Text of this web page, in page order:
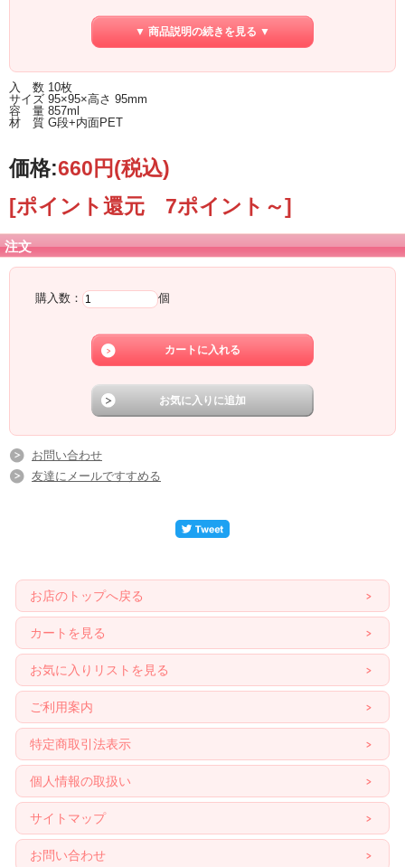
▼ 商品説明の続きを見る ▼
入 数 10枚
サイズ 95×95×高さ 95mm
容 量 857ml
材 質 G段+内面PET
価格:660円(税込)
[ポイント還元 7ポイント～]
注文
購入数： 個
お問い合わせ
友達にメールですすめる
お店のトップへ戻る
カートを見る
お気に入りリストを見る
ご利用案内
特定商取引法表示
個人情報の取扱い
サイトマップ
お問い合わせ